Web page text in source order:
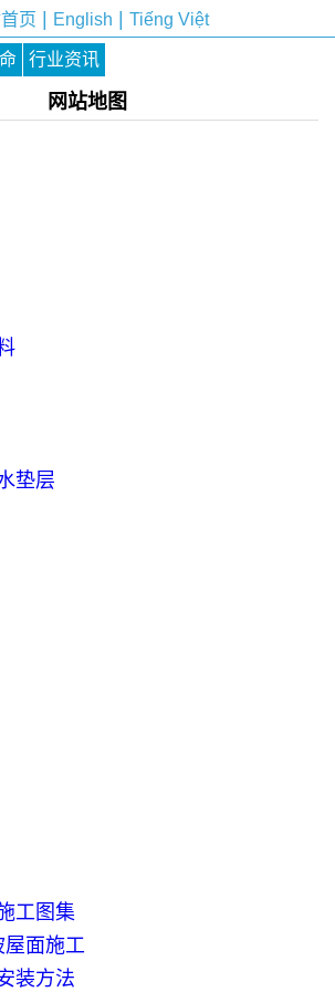
页 English Tiếng Việt
行业资讯
网站地图
垫层
工图集
面施工
装方法